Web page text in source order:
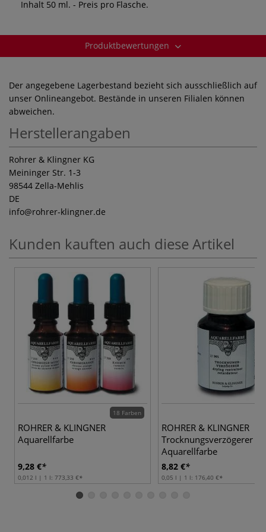
Inhalt 50 ml. - Preis pro Flasche.
Produktbewertungen
Der angegebene Lagerbestand bezieht sich ausschließlich auf
unser Onlineangebot. Bestände in unseren Filialen können
abweichen.
Herstellerangaben
Rohrer & Klingner KG
Meininger Str. 1-3
98544 Zella-Mehlis
DE
info@rohrer-klingner.de
Kunden kauften auch diese Artikel
18 Farben
ROHRER & KLINGNER
Aquarellfarbe
9,28 €
0,012 l | 1 l: 773,33 €
ROHRER & KLINGNER
Trocknungsverzögerer
Aquarellfarbe
8,82 €
0,05 l | 1 l: 176,40 €